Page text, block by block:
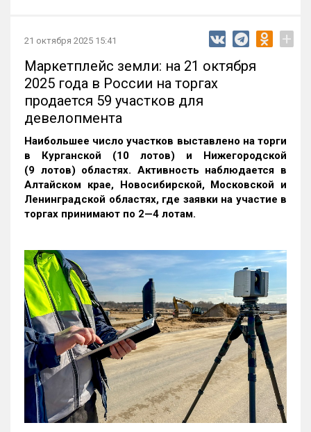
21 октября 2025 15:41 +
Маркетплейс земли: на 21 октября
2025 года в России на торгах
продается 59 участков для
девелопмента
Наибольшее число участков выставлено на торги
в Курганской (10 лотов) и Нижегородской
(9 лотов) областях. Активность наблюдается в
Алтайском крае, Новосибирской, Московской и
Ленинградской областях, где заявки на участие в
торгах принимают по 2—4 лотам.